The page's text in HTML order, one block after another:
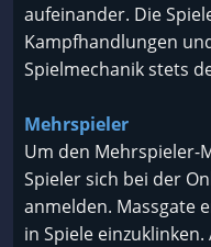
aufeinander. Die
Kampfhandlungen
Spielmechanik stets
Mehrspieler
Um den Mehrspieler-
Spieler sich bei der
anmelden. Massgate
in Spiele